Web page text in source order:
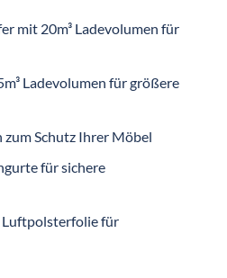
mit 20m³ Ladevolumen für
Ladevolumen für größere
zum Schutz Ihrer Möbel
für sichere
Luftpolsterfolie für